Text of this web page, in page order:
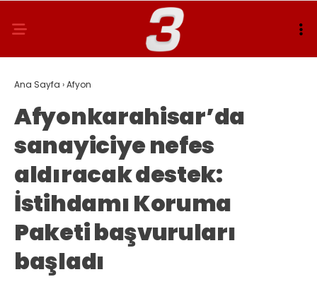
Ana Sayfa ›Afyon
Afyonkarahisar’da
sanayiciye nefes
aldıracak destek:
İstihdamı Koruma
Paketi başvuruları
başladı